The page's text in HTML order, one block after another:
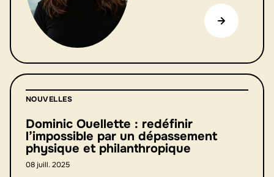
NOUVELLES
Dominic Ouellette : redéfinir
l’impossible par un dépassement
physique et philanthropique
08 juill. 2025